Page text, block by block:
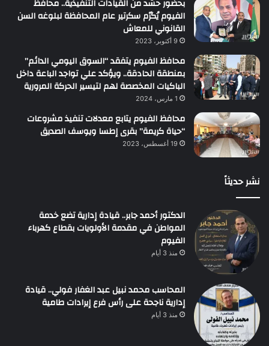
بحضور حشد من القيادات التنفيذية.. محافظ
الفيوم يُكرّم سكرتير عام المحافظة لبلوغه السن
القانوني للمعاش
9 أكتوبر، 2023
محافظ الفيوم يتفقد “السوق اليومي الدائم”
بمنطقة الحادقة.. ويؤكد علي تواجد الباعة داخل
الباكيات المخصصة لهم لتيسير الحركة المرورية
1 مارس، 2024
محافظ الفيوم يتابع معدلات تنفيذ مشروعات
“حياة كريمة” بقرى إطسا ويوسف الصديق
19 أغسطس، 2023
نشر حديثاً
الدكتور أحمد جابر.. قيادة إدارية تضع خدمة
المواطن في مقدمة الأولويات بقطاع كهرباء
الفيوم
منذ 3 أيام
المحاسب محمد نبيل عبد الغفار فولي.. قيادة
إدارية ناجحة على رأس فرع إيرادات طامية
منذ 3 أيام